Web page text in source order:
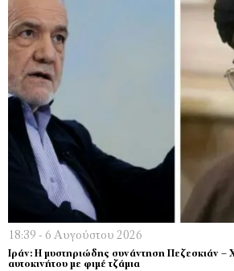
18:39 - 6 Αυγούστου 2026
Ιράν: Η μυστηριώδης συνάντηση Πεζεσκιάν –
αυτοκινήτου με φιμέ τζάμια